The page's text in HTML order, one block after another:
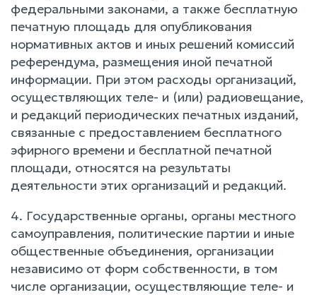
федеральными законами, а также бесплатную
печатную площадь для опубликования
нормативных актов и иных решений комиссий
референдума, размещения иной печатной
информации. При этом расходы организаций,
осуществляющих теле- и (или) радиовещание,
и редакций периодических печатных изданий,
связанные с предоставлением бесплатного
эфирного времени и бесплатной печатной
площади, относятся на результаты
деятельности этих организаций и редакций.
4. Государственные органы, органы местного
самоуправления, политические партии и иные
общественные объединения, организации
независимо от форм собственности, в том
числе организации, осуществляющие теле- и